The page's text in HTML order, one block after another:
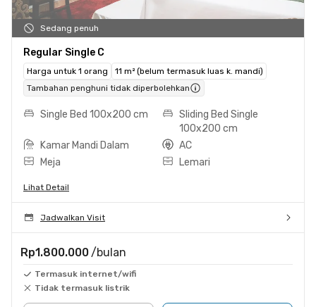
Sedang penuh
Regular Single C
Harga untuk 1 orang
11 m² (belum termasuk luas k. mandi)
Tambahan penghuni tidak diperbolehkan
Single Bed 100x200 cm
Sliding Bed Single
100x200 cm
Kamar Mandi Dalam
AC
Meja
Lemari
Lihat Detail
Jadwalkan Visit
Rp1.800.000 /bulan
Termasuk internet/wifi
Tidak termasuk listrik